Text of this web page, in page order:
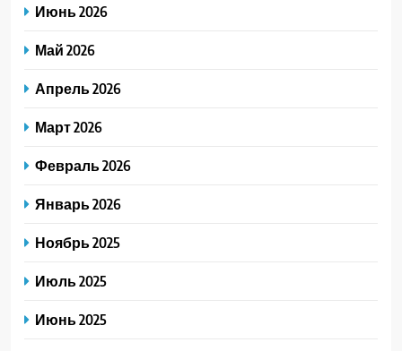
Июнь 2026
Май 2026
Апрель 2026
Март 2026
Февраль 2026
Январь 2026
Ноябрь 2025
Июль 2025
Июнь 2025